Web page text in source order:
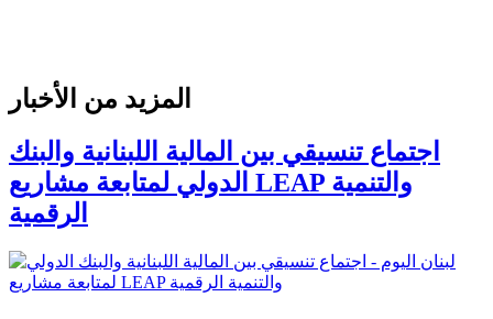
المزيد من الأخبار
اجتماع تنسيقي بين المالية اللبنانية والبنك
الدولي لمتابعة مشاريع LEAP والتنمية
الرقمية